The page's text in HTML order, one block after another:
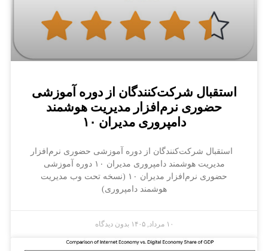
استقبال شرکت‌کنندگان از دوره آموزشی
حضوری نرم‌افزار مدیریت هوشمند
دامپروری مدیران ۱۰
استقبال شرکت‌کنندگان از دوره آموزشی حضوری نرم‌افزار
مدیریت هوشمند دامپروری مدیران ۱۰ دوره آموزشی
حضوری نرم‌افزار مدیران ۱۰ (نسخه تحت وب مدیریت
هوشمند دامپروری)
۱۰ مرداد, ۱۴۰۵ بدون دیدگاه